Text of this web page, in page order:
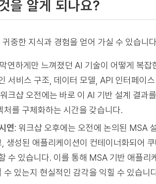
을 알게 되나요?
중한 지식과 경험을 얻어 가실 수 있습니
연하게만 느껴졌던 AI 기술이 어떻게 복
서비스 구조, 데이터 모델, API 인터페이
크샵 오전에는 바로 이 AI 기반 설계 결과
를 구체화하는 시간을 갖습니다.
연: 워크샵 오후에는 오전에 논의된 MSA
생성된 애플리케이션이 컨테이너화되어
수 있습니다. 이를 통해 MSA 기반 애플
있는지 현실적인 감각을 익힐 수 있습니